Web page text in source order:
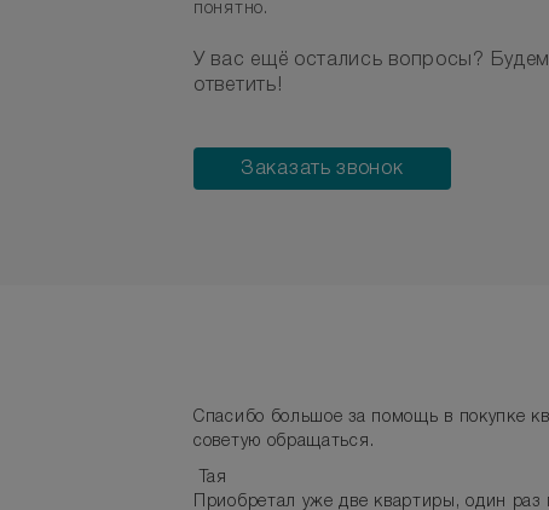
понятно.
У вас ещё остались вопросы?
ответить!
Заказать звонок
Спасибо большое за помощь в покупке
советую обращаться.
Тая
Приобретал уже две квартиры, один